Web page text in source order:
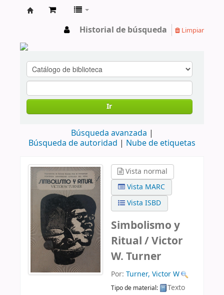
Historial de búsqueda Limpiar
Ir
Búsqueda avanzada
Búsqueda de autoridad
Nube de etiquetas
Vista normal
Vista MARC
Vista ISBD
Simbolismo y
Ritual /Victor
W. Turner
Por: Turner, Victor W
Tipo de material: Texto